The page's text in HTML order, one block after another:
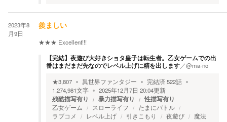
2023年8
月9日
羨ましい
★★★ Excellent!!!
【完結】夜遊び大好きショタ皇子は転生者。乙女ゲームでの出
番はまだまだ先なのでレベル上げに精を出します／@ma-no
★3,807 異世界ファンタジー 完結済522話
1,274,981文字 2025年12月7日 20:04更新
残酷描写有り 暴力描写有り 性描写有り
乙女ゲーム スローライフ
たまにバトル
ラブコメ
レベル上げ 引きこもり 夜遊び 魔法